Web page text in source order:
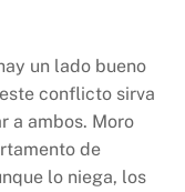
un lado bueno
conflicto sirva
a ambos. Moro
de
lo niega, los